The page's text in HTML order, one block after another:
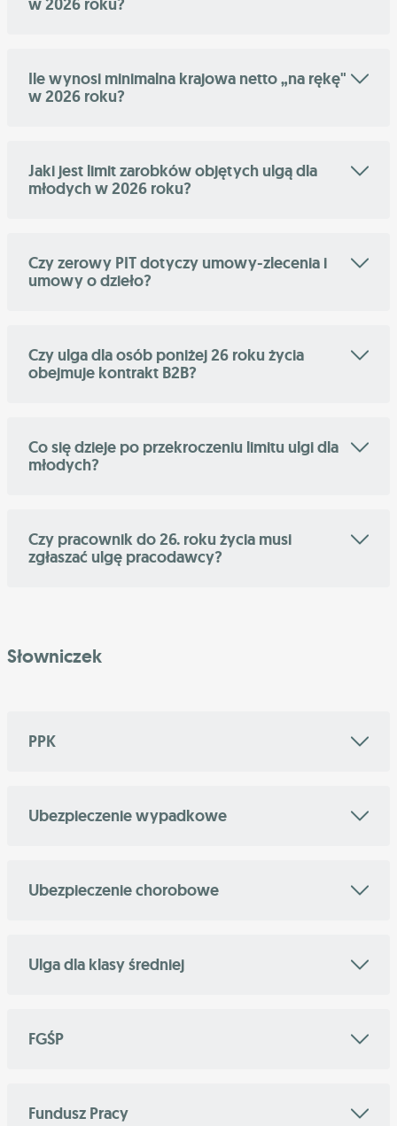
w 2026 roku?
Ile wynosi minimalna krajowa netto „na rękę"
w 2026 roku?
Jaki jest limit zarobków objętych ulgą dla
młodych w 2026 roku?
Czy zerowy PIT dotyczy umowy-zlecenia i
umowy o dzieło?
Czy ulga dla osób poniżej 26 roku życia
obejmuje kontrakt B2B?
Co się dzieje po przekroczeniu limitu ulgi dla
młodych?
Czy pracownik do 26. roku życia musi
zgłaszać ulgę pracodawcy?
Słowniczek
PPK
Ubezpieczenie wypadkowe
Ubezpieczenie chorobowe
Ulga dla klasy średniej
FGŚP
Fundusz Pracy